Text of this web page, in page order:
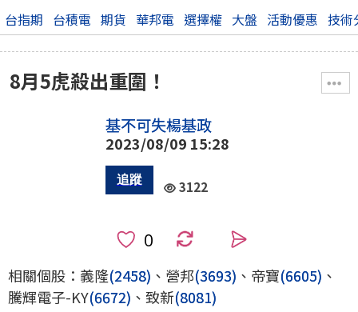
台指期 台積電 期貨 華邦電 選擇權 大盤 活動優惠 技術
8月5虎殺出重圍！
基不可失楊基政
2023/08/09 15:28
3122
相關個股：義隆(2458) 、營邦(3693) 、帝寶(6605) 、
騰輝電子-KY(6672) 、致新(8081)